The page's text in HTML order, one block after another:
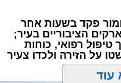
פקד בשעות אחר
הציבוריים בעיר;
רפואי, כוחות
על הזירה ולכדו צעיר
עוד